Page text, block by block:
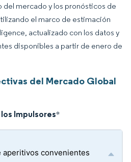
del mercado y los pronósticos de
el marco de estimación
actualizado con los datos y
disponibles a partir de enero de
del Mercado Global
Impulsores*
aperitivos convenientes